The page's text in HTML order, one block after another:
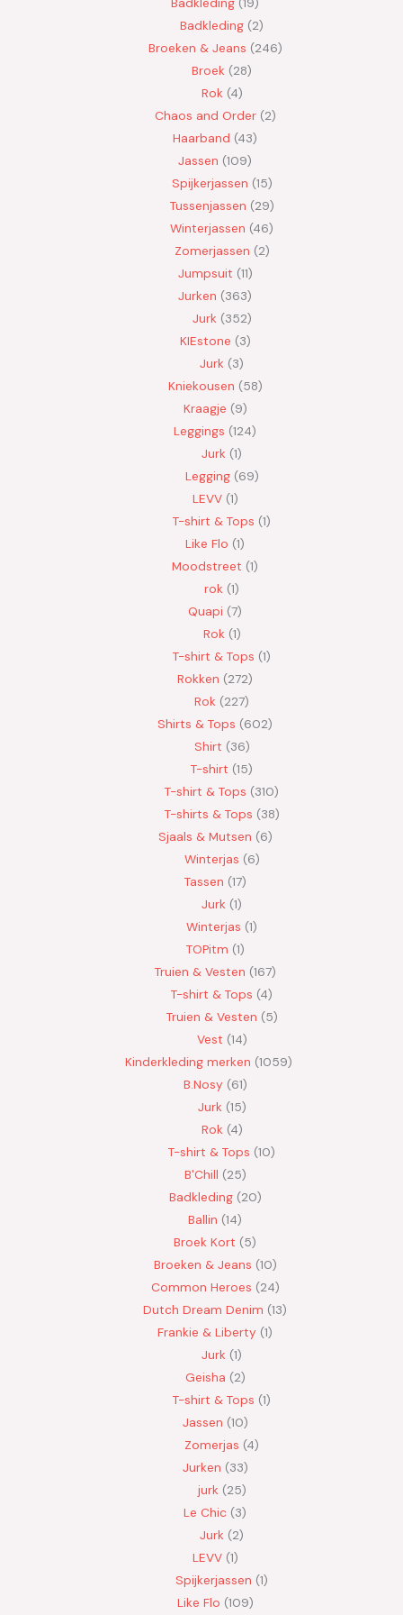
Badkleding 2
Broeken & Jeans 246
Broek 28
Rok 4
Chaos and Order 2
Haarband 43
Jassen 109
Spijkerjassen 15
Tussenjassen 29
Winterjassen 46
Zomerjassen 2
Jumpsuit 11
Jurken 363
Jurk 352
KIEstone 3
Jurk 3
Kniekousen 58
Kraagje 9
Leggings 124
Jurk 1
Legging 69
LEVV 1
T-shirt & Tops 1
Like Flo 1
Moodstreet 1
rok 1
Quapi 7
Rok 1
T-shirt & Tops 1
Rokken 272
Rok 227
Shirts & Tops 602
Shirt 36
T-shirt 15
T-shirt & Tops 310
T-shirts & Tops 38
Sjaals & Mutsen 6
Winterjas 6
Tassen 17
Jurk 1
Winterjas 1
TOPitm 1
Truien & Vesten 167
T-shirt & Tops 4
Truien & Vesten 5
Vest 14
Kinderkleding merken 1059
B.Nosy 61
Jurk 15
Rok 4
T-shirt & Tops 10
B'Chill 25
Badkleding 20
Ballin 14
Broek Kort 5
Broeken & Jeans 10
Common Heroes 24
Dutch Dream Denim 13
Frankie & Liberty 1
Jurk 1
Geisha 2
T-shirt & Tops 1
Jassen 10
Zomerjas 4
Jurken 33
jurk 25
Le Chic 3
Jurk 2
LEVV 1
Spijkerjassen 1
Like Flo 109